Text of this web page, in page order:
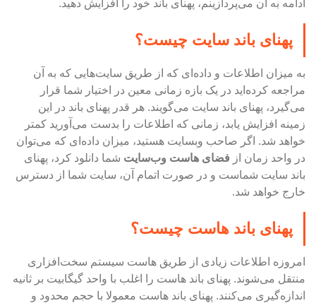
ادامه به آن می‌پردازینم، پهنای باند خود را افزایش دهید.
پهنای باند سایت چیست؟
به میزان اطلاعات و داده‌ای که از طریق سایت‌هایی که به آن
مراجعه کرده‌اید در یک بازه زمانی معین در اختیار شما قرار
می‌گیرد، پهنای باند سایت می‌گویند. هر قدر پهنای باند در این
زمینه افزایش یابد، زمانی که اطلاعات را بدست می‌آورید کمتر
خواهد شد. اگر صاحب وبسایت هستید، میزان داده‌ای که می‌توان
در واحد زمان از فضای هاست وب‌سایت شما دانلود کرد، پهنای
باند سایت شماست و در صورت اتمام آن، سایت شما از دسترس
خارج خواهد شد.
پهنای باند هاست چیست؟
امروزه اطلاعات زیادی از طریق هاست سیستم سخت‌افزاری
منتقل می‌شوند. پهنای باند هاست را اغلب با واحد گیگابیت بر ثانیه
اندازه‌گیری می‌کنند. پهنای باند هاست معمولا با حجم محدود و